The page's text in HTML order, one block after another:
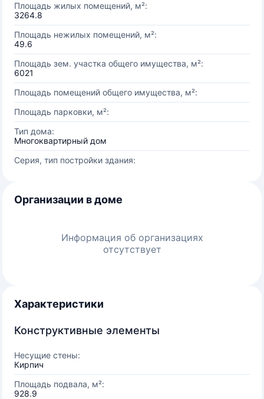
Площадь жилых помещений, м²:
3264.8
Площадь нежилых помещений, м²:
49.6
Площадь зем. участка общего имущества, м²:
6021
Площадь помещений общего имущества, м²:
Площадь парковки, м²:
Тип дома:
Многоквартирный дом
Серия, тип постройки здания:
Организации в доме
Информация об организациях
отсутствует
Характеристики
Конструктивные элементы
Несущие стены:
Кирпич
Площадь подвала, м²:
928.9